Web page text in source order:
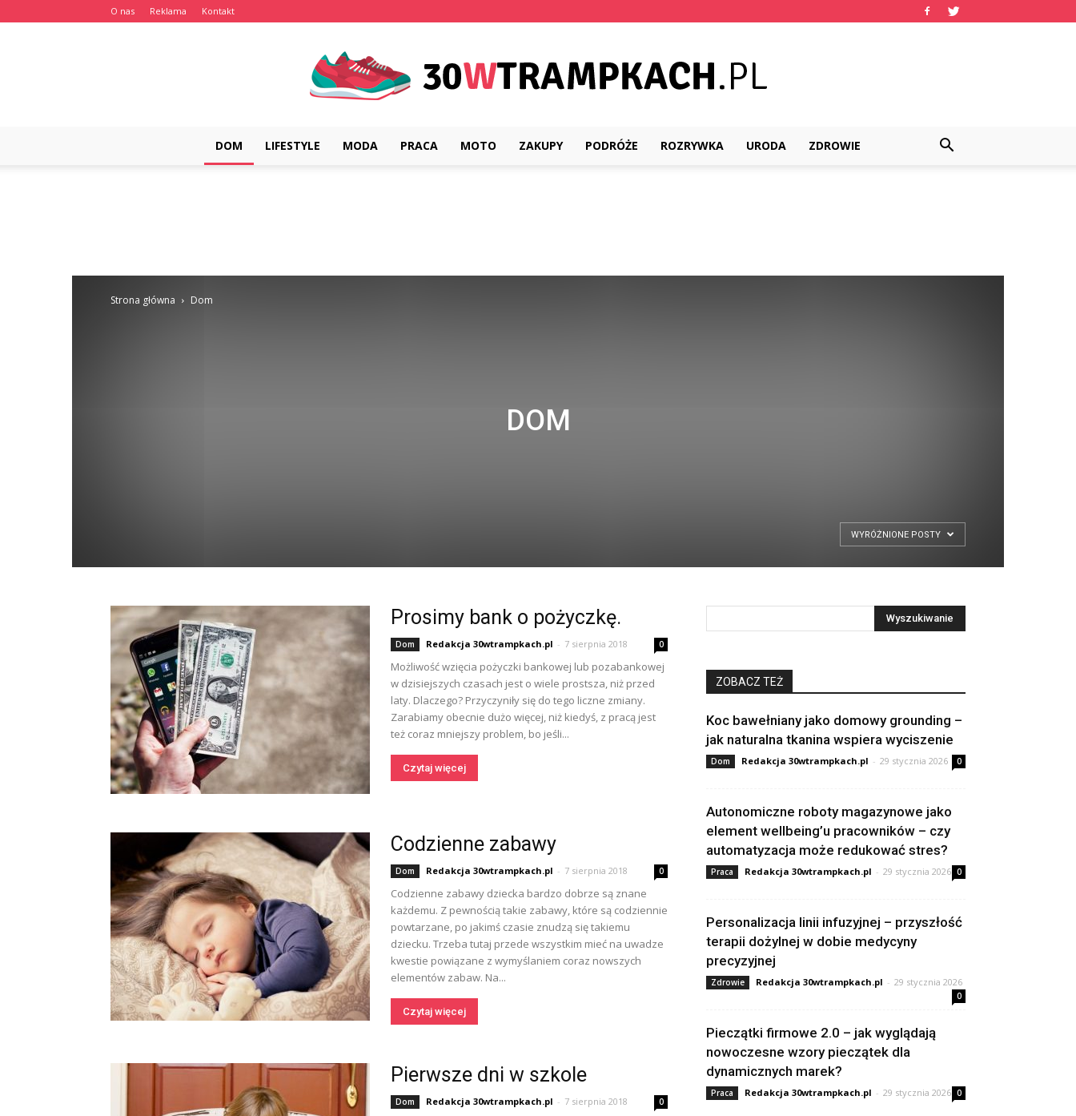
O nas Reklama Kontakt
30wtrampkach.pl
DOM LIFESTYLE MODA PRACA MOTO ZAKUPY PODRÓŻE ROZRYWKA URODA ZDROWIE
Strona główna Dom
DOM
WYRÓŻNIONE POSTY
Prosimy bank o pożyczkę.
Dom Redakcja 30wtrampkach.pl - 7 sierpnia 2018 0
Możliwość wzięcia pożyczki bankowej lub pozabankowej
w dzisiejszych czasach jest o wiele prostsza, niż przed
laty. Dlaczego? Przyczyniły się do tego liczne zmiany.
Zarabiamy obecnie dużo więcej, niż kiedyś, z pracą jest
też coraz mniejszy problem, bo jeśli...
Czytaj więcej
Codzienne zabawy
Dom Redakcja 30wtrampkach.pl - 7 sierpnia 2018 0
Codzienne zabawy dziecka bardzo dobrze są znane
każdemu. Z pewnością takie zabawy, które są codziennie
powtarzane, po jakimś czasie znudzą się takiemu
dziecku. Trzeba tutaj przede wszystkim mieć na uwadze
kwestie powiązane z wymyślaniem coraz nowszych
elementów zabaw. Na...
Czytaj więcej
Pierwsze dni w szkole
Dom Redakcja 30wtrampkach.pl - 7 sierpnia 2018 0
ZOBACZ TEŻ
Koc bawełniany jako domowy grounding –
jak naturalna tkanina wspiera wyciszenie
Dom Redakcja 30wtrampkach.pl - 29 stycznia 2026 0
Autonomiczne roboty magazynowe jako
element wellbeing’u pracowników – czy
automatyzacja może redukować stres?
Praca Redakcja 30wtrampkach.pl - 29 stycznia 2026 0
Personalizacja linii infuzyjnej – przyszłość
terapii dożylnej w dobie medycyny
precyzyjnej
Zdrowie Redakcja 30wtrampkach.pl - 29 stycznia 2026
0
Pieczątki firmowe 2.0 – jak wyglądają
nowoczesne wzory pieczątek dla
dynamicznych marek?
Praca Redakcja 30wtrampkach.pl - 29 stycznia 2026 0